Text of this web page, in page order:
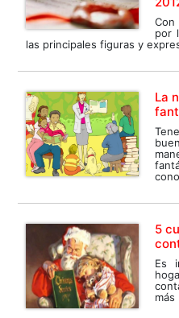
por
las principales figuras y
La
5
Es